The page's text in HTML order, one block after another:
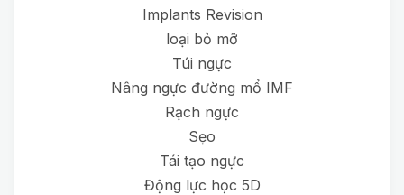
Implants Revision
loại bỏ mỡ
Túi ngực
Nâng ngực đường mổ IMF
Rạch ngực
Sẹo
Tái tạo ngực
Động lực học 5D